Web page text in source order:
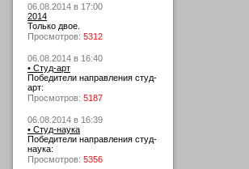
06.08.2014 в 17:00
2014
Только двое.
Просмотров: 5312
06.08.2014 в 16:40
• Студ-арт
Победители направления студ-
арт:
Просмотров: 5187
06.08.2014 в 16:39
• Студ-наука
Победители направления студ-
наука:
Просмотров: 5356